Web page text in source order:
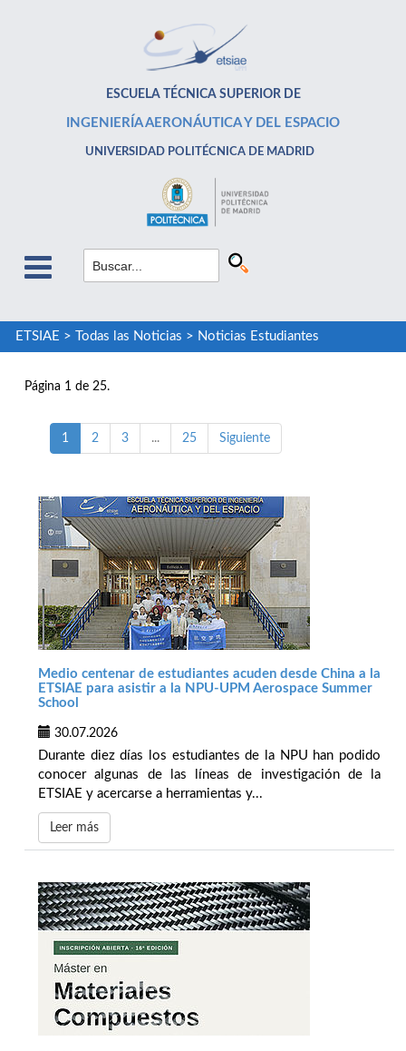
ESCUELA TÉCNICA SUPERIOR DE
INGENIERÍA AERONÁUTICA Y DEL ESPACIO
UNIVERSIDAD POLITÉCNICA DE MADRID
ETSIAE > Todas las Noticias > Noticias Estudiantes
Página 1 de 25.
1 2 3 ... 25 Siguiente
Medio centenar de estudiantes acuden desde China a la
ETSIAE para asistir a la NPU-UPM Aerospace Summer
School
30.07.2026
Durante diez días los estudiantes de la NPU han podido
conocer algunas de las líneas de investigación de la
ETSIAE y acercarse a herramientas y...
Leer más